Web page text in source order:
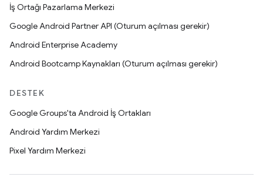
İş Ortağı Pazarlama Merkezi
Google Android Partner API (Oturum açılması gerekir)
Android Enterprise Academy
Android Bootcamp Kaynakları (Oturum açılması gerekir)
DESTEK
Google Groups'ta Android İş Ortakları
Android Yardım Merkezi
Pixel Yardım Merkezi